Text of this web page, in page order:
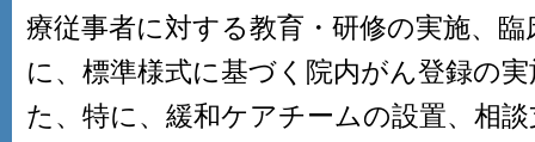
療従事者に対する教育・研修の実施、
に、標準様式に基づく院内がん登録の
た、特に、緩和ケアチームの設置、相